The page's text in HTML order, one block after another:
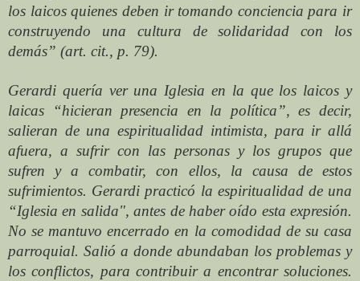
los laicos quienes deben ir tomando conciencia para ir
construyendo una cultura de solidaridad con los
demás” (art. cit., p. 79).
Gerardi quería ver una Iglesia en la que los laicos y
laicas “hicieran presencia en la política”, es decir,
salieran de una espiritualidad intimista, para ir allá
afuera, a sufrir con las personas y los grupos que
sufren y a combatir, con ellos, la causa de estos
sufrimientos. Gerardi practicó la espiritualidad de una
“Iglesia en salida", antes de haber oído esta expresión.
No se mantuvo encerrado en la comodidad de su casa
parroquial. Salió a donde abundaban los problemas y
los conflictos, para contribuir a encontrar soluciones.